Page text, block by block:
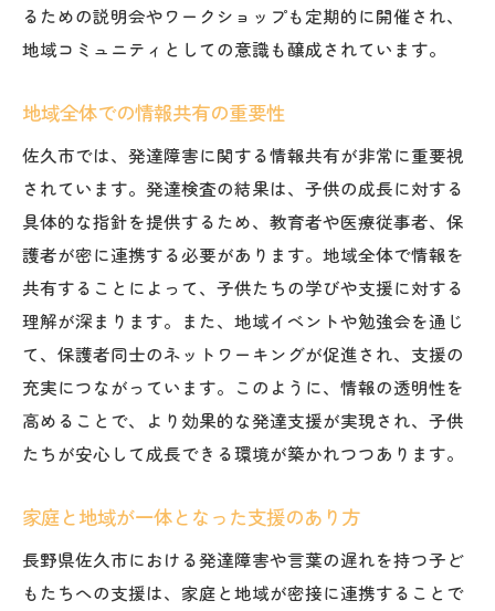
るための説明会やワークショップも定期的に開催され、
地域コミュニティとしての意識も醸成されています。
地域全体での情報共有の重要性
佐久市では、発達障害に関する情報共有が非常に重要視
されています。発達検査の結果は、子供の成長に対する
具体的な指針を提供するため、教育者や医療従事者、保
護者が密に連携する必要があります。地域全体で情報を
共有することによって、子供たちの学びや支援に対する
理解が深まります。また、地域イベントや勉強会を通じ
て、保護者同士のネットワーキングが促進され、支援の
充実につながっています。このように、情報の透明性を
高めることで、より効果的な発達支援が実現され、子供
たちが安心して成長できる環境が築かれつつあります。
家庭と地域が一体となった支援のあり方
長野県佐久市における発達障害や言葉の遅れを持つ子ど
もたちへの支援は、家庭と地域が密接に連携することで